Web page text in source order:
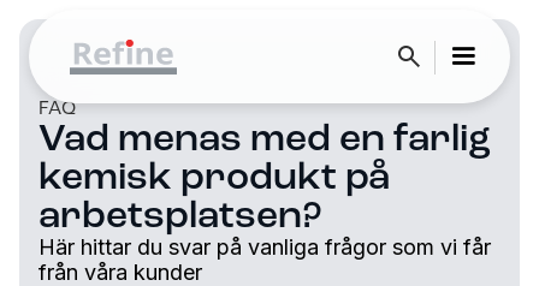
FAQ
Vad menas med en farlig
kemisk produkt på
arbetsplatsen?
Här hittar du svar på vanliga frågor som vi får
från våra kunder